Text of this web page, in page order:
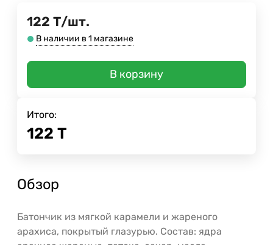
122 Т/шт.
В наличии в 1 магазине
В корзину
Итого:
122 Т
Обзор
Батончик из мягкой карамели и жареного
арахиса, покрытый глазурью. Состав: ядра